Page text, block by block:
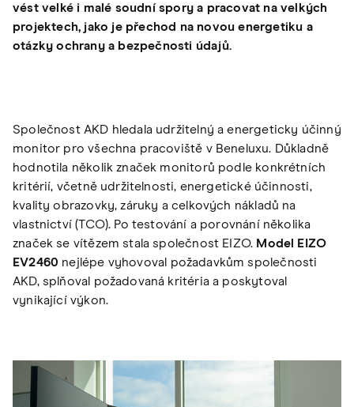
vést velké i malé soudní spory a pracovat na velkých
projektech, jako je přechod na novou energetiku a
otázky ochrany a bezpečnosti údajů.
Společnost AKD hledala udržitelný a energeticky účinný
monitor pro všechna pracoviště v Beneluxu. Důkladně
hodnotila několik značek monitorů podle konkrétních
kritérií, včetně udržitelnosti, energetické účinnosti,
kvality obrazovky, záruky a celkových nákladů na
vlastnictví (TCO). Po testování a porovnání několika
značek se vítězem stala společnost EIZO. Model EIZO
EV2460 nejlépe vyhovoval požadavkům společnosti
AKD, splňoval požadovaná kritéria a poskytoval
vynikající výkon.